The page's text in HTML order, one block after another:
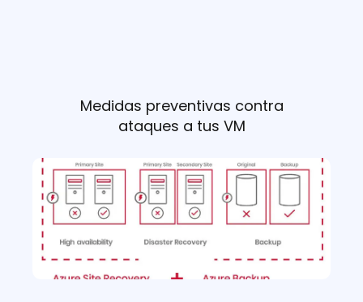
Medidas preventivas contra
ataques a tus VM